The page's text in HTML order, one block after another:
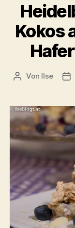
Kokos
Beitragsautor
Von Ilse